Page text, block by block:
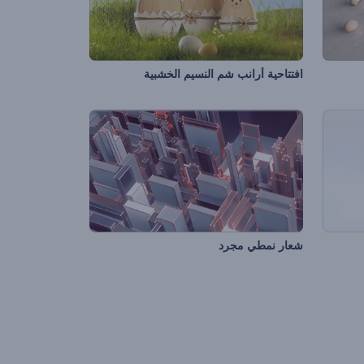
افتتاحية أرانب شم النسيم الخشبية
شعار نمطي مجرد